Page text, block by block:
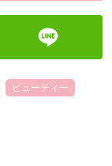
ビューティー